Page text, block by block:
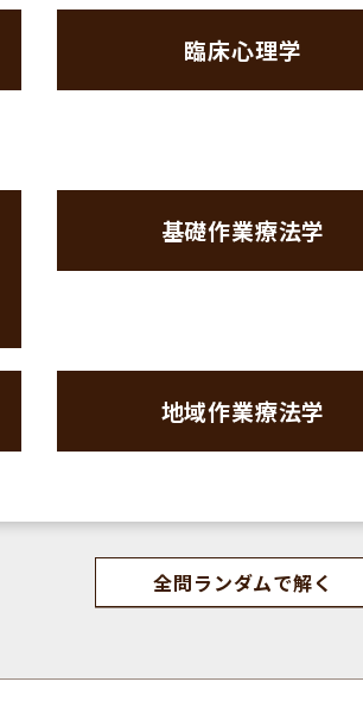
臨床心理学
基礎作業療法学
地域作業療法学
全問ランダムで解く